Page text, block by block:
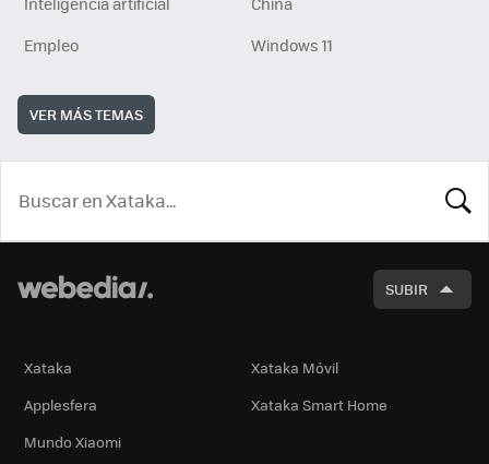
Empleo
Windows 11
VER MÁS TEMAS
SUBIR
Xataka
Xataka Móvil
Applesfera
Xataka Smart Home
Mundo Xiaomi